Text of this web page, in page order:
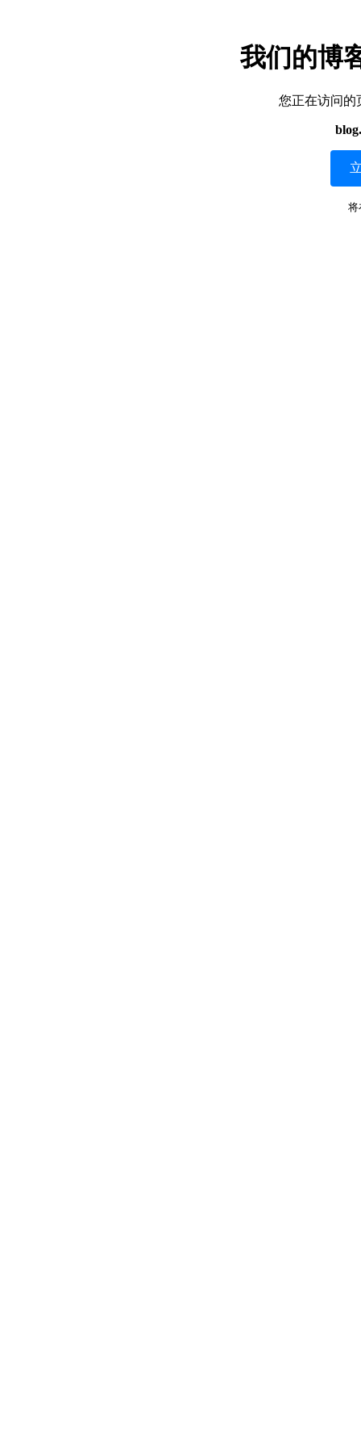
我们的博
您正在访问的